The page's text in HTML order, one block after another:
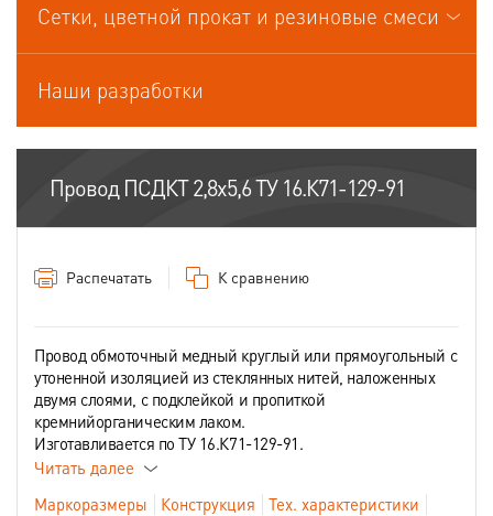
Провода силовые для стационарной прокладки
Провода термоэлектродные
Шнуры шахтные
Сетки, цветной прокат и резиновые смеси
Наши разработки
Провод ПСДКТ 2,8х5,6 ТУ 16.К71-129-91
Распечатать К сравнению
Провод обмоточный медный круглый или прямоугольный с
утоненной изоляцией из стеклянных нитей, наложенных
двумя слоями, с подклейкой и пропиткой
кремнийорганическим лаком.
Изготавливается по ТУ 16.К71-129-91.
Читать далее
Маркоразмеры
Конструкция
Тех. характеристики